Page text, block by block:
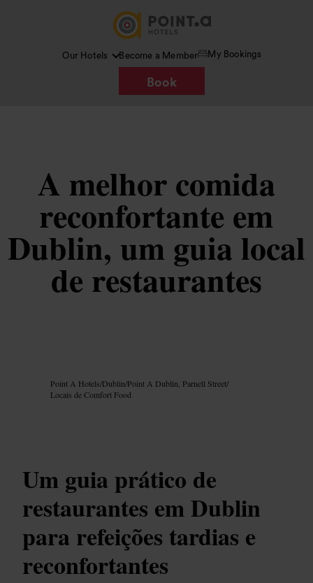
Our Hotels Become a Member My Bookings
Book
A melhor comida
reconfortante em
Dublin, um guia local
de restaurantes
Point A Hotels/Dublin/Point A Dublin, Parnell Street/
Locais de Comfort Food
Um guia prático de
restaurantes em Dublin
para refeições tardias e
reconfortantes